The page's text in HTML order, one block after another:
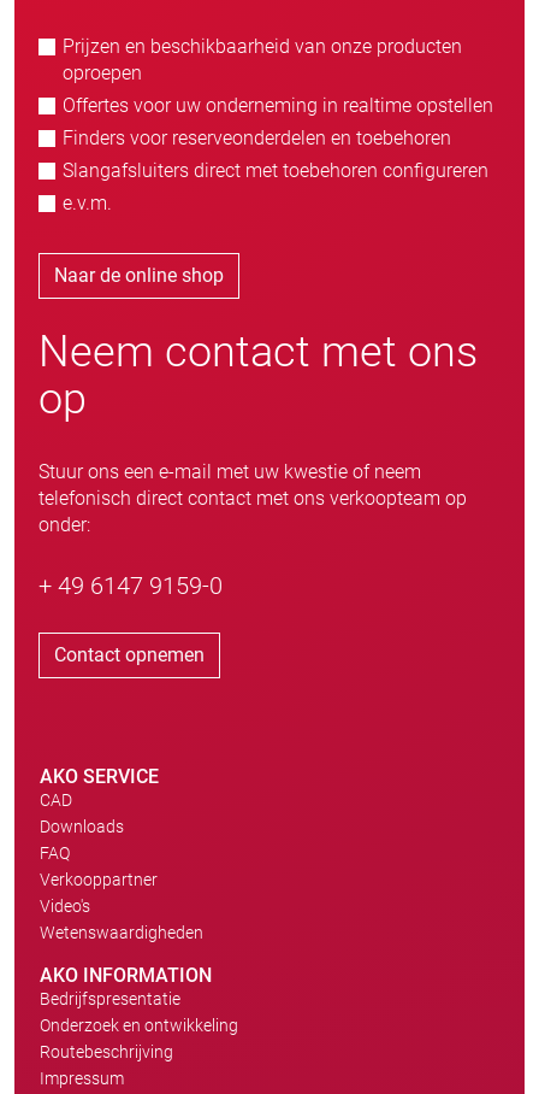
Prijzen en beschikbaarheid van onze producten
oproepen
Offertes voor uw onderneming in realtime opstellen
Finders voor reserveonderdelen en toebehoren
Slangafsluiters direct met toebehoren configureren
e.v.m.
Naar de online shop
Neem contact met ons
op
Stuur ons een e-mail met uw kwestie of neem
telefonisch direct contact met ons verkoopteam op
onder:
+ 49 6147 9159-0
Contact opnemen
AKO SERVICE
CAD
Downloads
FAQ
Verkooppartner
Video's
Wetenswaardigheden
AKO INFORMATION
Bedrijfspresentatie
Onderzoek en ontwikkeling
Routebeschrijving
Impressum